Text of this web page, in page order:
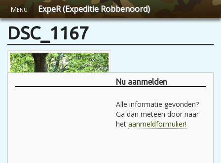
Menu ExpeR (Expeditie Robbenoord)
DSC_1167
Nu aanmelden
Alle informatie gevonden?
Ga dan meteen door naar
het aanmeldformulier!